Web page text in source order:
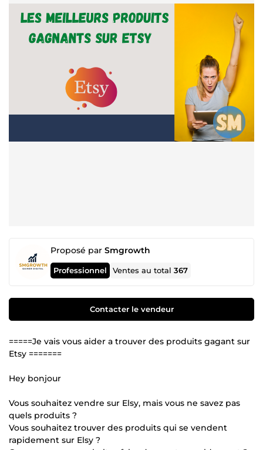
Proposé par Smgrowth
Professionnel Ventes au total367
Contacter le vendeur
=====Je vais vous aider a trouver des produits gagant sur
Etsy =======
Hey bonjour
Vous souhaitez vendre sur Elsy, mais vous ne savez pas
quels produits ?
Vous souhaitez trouver des produits qui se vendent
rapidement sur Elsy ?